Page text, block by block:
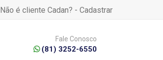
Não é cliente Cadan? - Cadastrar
Fale Conosco
(81) 3252-6550